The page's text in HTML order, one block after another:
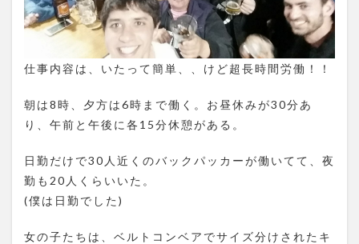
仕事内容は、いたって簡単、、けど超長時間労働！！
朝は8時、夕方は6時まで働く。お昼休みが30分あ
り、午前と午後に各15分休憩がある。
日勤だけで30人近くのバックパッカーが働いてて、夜
勤も20人くらいいた。
(僕は日勤でした)
女の子たちは、ベルトコンベアでサイズ分けされたキ